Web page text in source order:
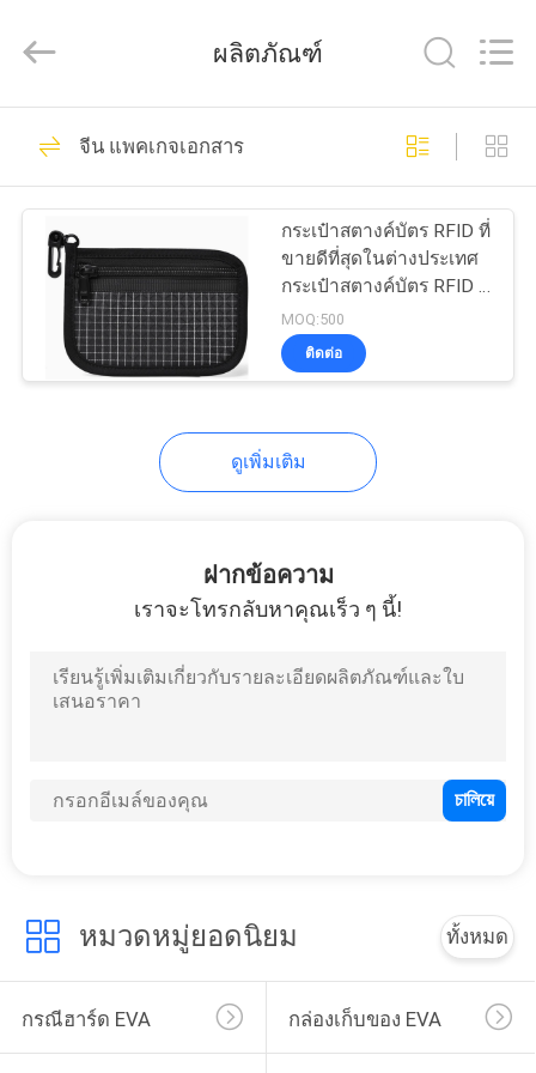
บ้าน
สินค้า
เกี่ยว
กับ
ควบคุม
คุณภาพ
แผนผัง
PRIVACY
POLICY
Group
Limited.
Reserved.
กรณีฮาร์ด EVA
69
กล่องเก็บของ EVA
49
กระเป๋าใส่ EVA
กระเป๋าเก็บเงิน
ผลิตภัณฑ์
จีน แพคเกจเอกสาร
กระเป๋าสตางค์บัตร RFID ที่
ขายดีที่สุดในต่างประเทศ
กระเป๋าสตางค์บัตร RFID ที่
ใช้งานได้หลายประการ
กระเป๋าสะพายกุญแจสําห
รับคนเดินทางกระเป๋า
MOQ:500
ติดต่อ
ดูเพิ่มเติม
ฝากข้อความ
เราจะโทรกลับหาคุณเร็ว ๆ นี้!
หมวดหมู่ยอดนิยม ทั้งหมด
กรณีฮาร์ด EVA กล่องเก็บของ EVA